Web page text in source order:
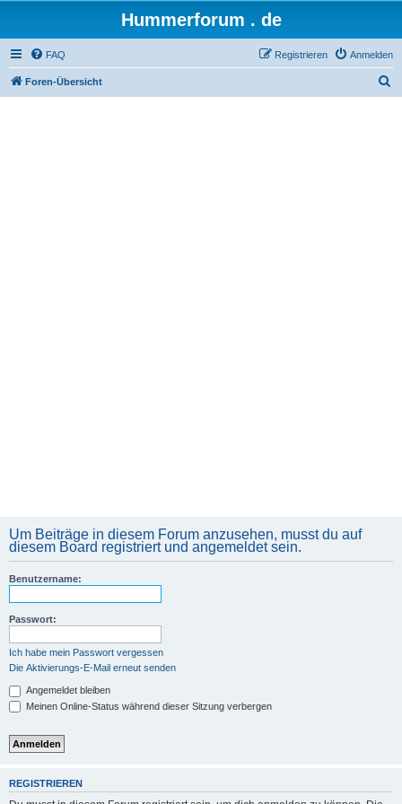
Hummerforum . de
FAQ Anmelden
Registrieren
Foren-Übersicht
Um Beiträge in diesem Forum anzusehen, musst du auf
diesem Board registriert und angemeldet sein.
Benutzername:
Passwort:
Ich habe mein Passwort vergessen
Die Aktivierungs-E-Mail erneut senden
Angemeldet bleiben
Meinen Online-Status während dieser Sitzung verbergen
REGISTRIEREN